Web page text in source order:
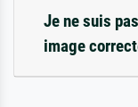
Je ne suis
image